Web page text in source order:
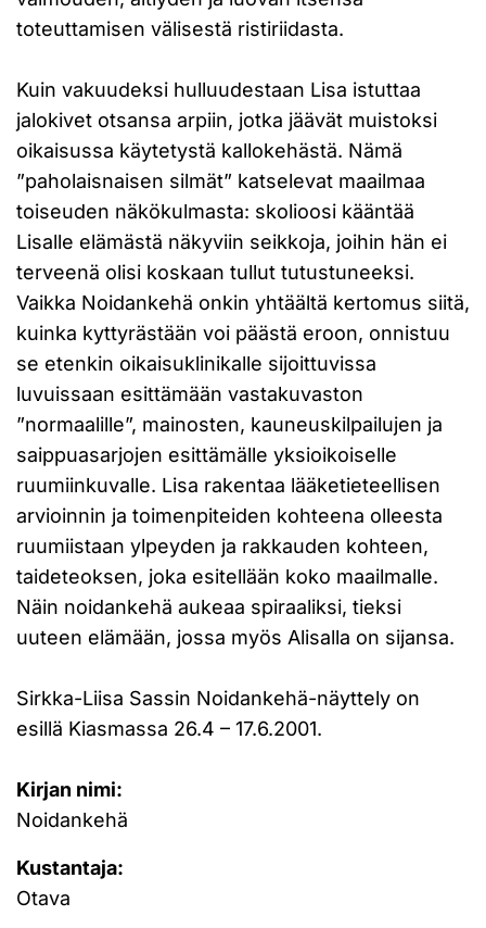
toteuttamisen välisestä ristiriidasta.
Kuin vakuudeksi hulluudestaan Lisa istuttaa
jalokivet otsansa arpiin, jotka jäävät muistoksi
oikaisussa käytetystä kallokehästä. Nämä
”paholaisnaisen silmät” katselevat maailmaa
toiseuden näkökulmasta: skolioosi kääntää
Lisalle elämästä näkyviin seikkoja, joihin hän ei
terveenä olisi koskaan tullut tutustuneeksi.
Vaikka Noidankehä onkin yhtäältä kertomus siitä,
kuinka kyttyrästään voi päästä eroon, onnistuu
se etenkin oikaisuklinikalle sijoittuvissa
luvuissaan esittämään vastakuvaston
”normaalille”, mainosten, kauneuskilpailujen ja
saippuasarjojen esittämälle yksioikoiselle
ruumiinkuvalle. Lisa rakentaa lääketieteellisen
arvioinnin ja toimenpiteiden kohteena olleesta
ruumiistaan ylpeyden ja rakkauden kohteen,
taideteoksen, joka esitellään koko maailmalle.
Näin noidankehä aukeaa spiraaliksi, tieksi
uuteen elämään, jossa myös Alisalla on sijansa.
Sirkka-Liisa Sassin Noidankehä-näyttely on
esillä Kiasmassa 26.4 – 17.6.2001.
Kirjan nimi:
Noidankehä
Kustantaja:
Otava